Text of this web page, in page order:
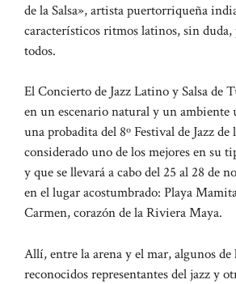
de la Salsa», artista puertorriqueña
característicos ritmos latinos, sin duda,
todos.
El Concierto de Jazz Latino y Salsa de
en un escenario natural y un ambiente
una probadita del 8º Festival de Jazz
considerado uno de los mejores en su
y que se llevará a cabo del 25 al 28 de
en el lugar acostumbrado: Playa
Carmen, corazón de la Riviera Maya.
Allí, entre la arena y el mar, algunos de
reconocidos representantes del jazz y